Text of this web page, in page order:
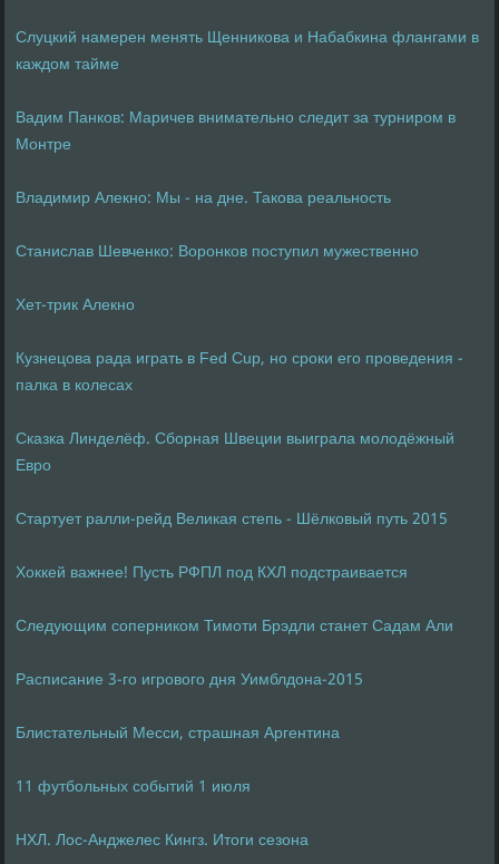
Слуцкий намерен менять Щенникова и Набабкина флангами в
каждом тайме
Вадим Панков: Маричев внимательно следит за турниром в
Монтре
Владимир Алекно: Мы - на дне. Такова реальность
Станислав Шевченко: Воронков поступил мужественно
Хет-трик Алекно
Кузнецова рада играть в Fed Cup, но сроки его проведения -
палка в колесах
Сказка Линделёф. Сборная Швеции выиграла молодёжный
Евро
Стартует ралли-рейд Великая степь - Шёлковый путь 2015
Хоккей важнее! Пусть РФПЛ под КХЛ подстраивается
Следующим соперником Тимоти Брэдли станет Садам Али
Расписание 3-го игрового дня Уимблдона-2015
Блистательный Месси, страшная Аргентина
11 футбольных событий 1 июля
НХЛ. Лос-Анджелес Кингз. Итоги сезона